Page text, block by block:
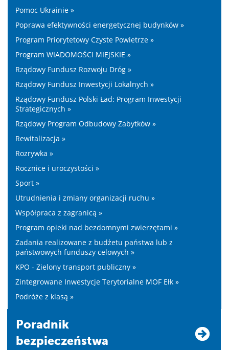
Pomoc Ukrainie »
Poprawa efektywności energetycznej budynków »
Program Priorytetowy Czyste Powietrze »
Program WIADOMOŚCI MIEJSKIE »
Rządowy Fundusz Rozwoju Dróg »
Rządowy Fundusz Inwestycji Lokalnych »
Rządowy Fundusz Polski Ład: Program Inwestycji
Strategicznych »
Rządowy Program Odbudowy Zabytków »
Rewitalizacja »
Rozrywka »
Rocznice i uroczystości »
Sport »
Utrudnienia i zmiany organizacji ruchu »
Współpraca z zagranicą »
Program opieki nad bezdomnymi zwierzętami »
Zadania realizowane z budżetu państwa lub z
państwowych funduszy celowych »
KPO - Zielony transport publiczny »
Zintegrowane Inwestycje Terytorialne MOF Ełk »
Podróże z klasą »
Poradnik
bezpieczeństwa